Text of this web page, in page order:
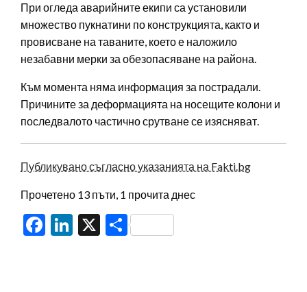
При огледа аварийните екипи са установили
множество пукнатини по конструкцията, както и
провисване на таваните, което е наложило
незабавни мерки за обезопасяване на района.
Към момента няма информация за пострадали.
Причините за деформацията на носещите колони и
последвалото частично срутване се изясняват.
Публикувано съгласно указанията на Fakti.bg
Прочетено 13 пъти, 1 прочита днес
Facebook
LinkedIn
X Share